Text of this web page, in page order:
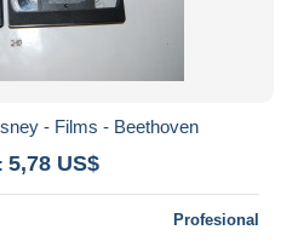
- Films - Beethoven
5,78 US$
Profesional